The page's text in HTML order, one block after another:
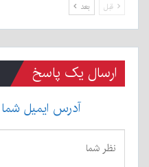
قبل بعد
ارسال یک پاسخ
آدرس ایمیل